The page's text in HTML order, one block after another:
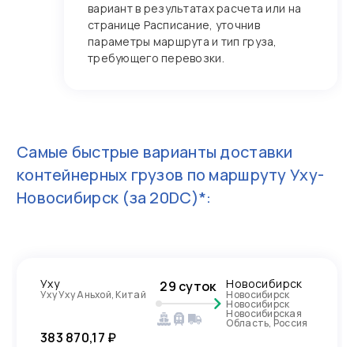
вариант в результатах расчета или на
странице Расписание, уточнив
параметры маршрута и тип груза,
требующего перевозки.
Самые быстрые варианты доставки
контейнерных грузов по маршрутуУху-
Новосибирск (за 20DC)*:
Уху
Уху Уху Аньхой, Китай 29 суток Новосибирск
Новосибирск
Новосибирск
Новосибирская
Область, Россия
383 870,17 ₽